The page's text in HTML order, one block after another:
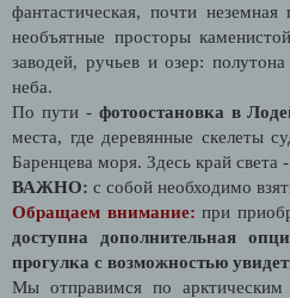
фантастическая, почти
необъятные просторы
заводей, ручьев и озер:
неба.
По пути - фотоостановка в
места, где деревянные скелеты
Баренцева моря. Здесь край света
ВАЖНО: с собой необходимо
Обращаем внимание: при
доступна дополнительная
прогулка с возможностью
Мы отправимся по арктическим